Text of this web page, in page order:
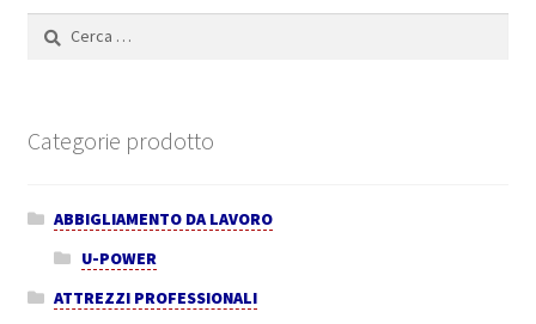
Ricerca
Categorie prodotto
ABBIGLIAMENTO DA LAVORO
U-POWER
ATTREZZI PROFESSIONALI